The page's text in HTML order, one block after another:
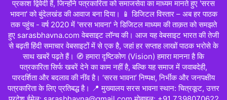
प्रकाश द्विवेदी हैं, जिन्होंने पत्रकारिता को समाजसेवा का माध्यम मानते हुए 'सरस
भावना' को बुंदेलखंड की आवाज बना दिया। 📱 डिजिटल विस्तार – अब हर पाठक
तक पहुंच - वर्ष 2020 में 'सरस भावना' ने डिजिटल माध्यम की ताक़त को समझते
हुए sarasbhavna.com वेबसाइट लॉन्च की। आज यह वेबसाइट भारत की तेजी
से बढ़ती हिंदी समाचार वेबसाइटों में से एक है, जहां हर सप्ताह लाखों पाठक भरोसे के
साथ खबरें पढ़ते हैं। 🧭 हमारा दृष्टिकोण (Vision) हमारा मानना है कि
पत्रकारिता सिर्फ खबरें देने का काम नहीं है, बल्कि यह समाज में जवाबदेही,
पारदर्शिता और बदलाव की नींव है। ‘सरस भावना’ निष्पक्ष, निर्भीक और जनपक्षीय
पत्रकारिता के लिए प्रतिबद्ध है। 📍 मुख्यालय सरस भावना स्थान: चित्रकूट, उत्तर